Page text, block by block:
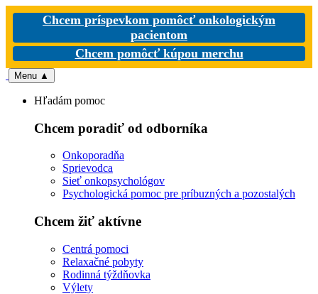
Chcem príspevkom pomôcť onkologickým
pacientom
Chcem pomôcť kúpou merchu
Menu ▲
Hľadám pomoc
Chcem poradiť od odborníka
Onkoporadňa
Sprievodca
Sieť onkopsychológov
Psychologická pomoc pre príbuzných a pozostalých
Chcem žiť aktívne
Centrá pomoci
Relaxačné pobyty
Rodinná týždňovka
Výlety